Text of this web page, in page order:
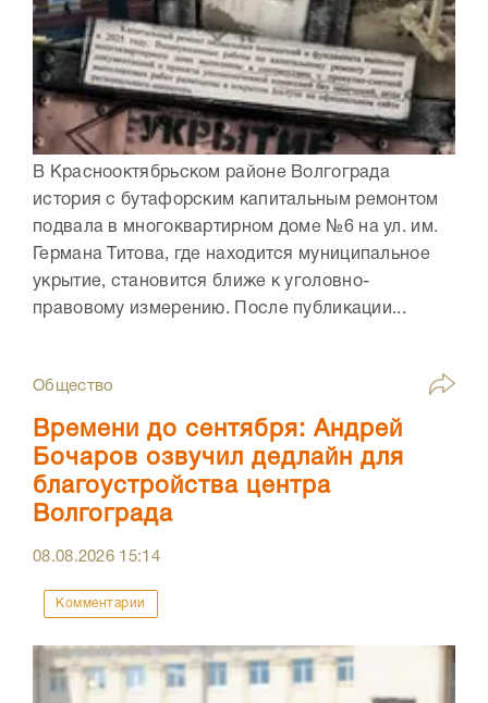
В Краснооктябрьском районе Волгограда
история с бутафорским капитальным ремонтом
подвала в многоквартирном доме №6 на ул. им.
Германа Титова, где находится муниципальное
укрытие, становится ближе к уголовно-
правовому измерению. После публикации...
Общество
Времени до сентября: Андрей
Бочаров озвучил дедлайн для
благоустройства центра
Волгограда
08.08.2026 15:14
Комментарии